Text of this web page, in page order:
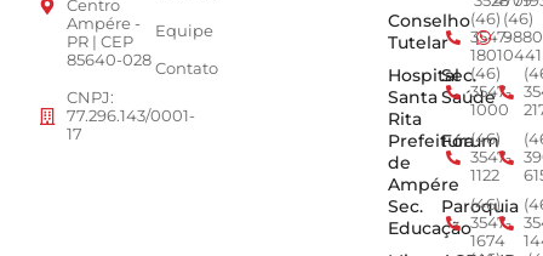
Centro
Ampére -
PR | CEP
85640-028
CNPJ:
77.296.143/0001-
17
Equipe
Contato
Conselho
Tutelar
(46)
3547-
1801
(46)
0441
Hospital
Santa
Rita
Sec.
Saúde
(46)
3547-
1000
Prefeitura
de
Ampére
Fórum
(46)
3547-
1122
Sec.
Educação
Paroquia
(46)
3547-
1674